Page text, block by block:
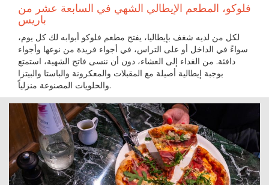
فلوكو، المطعم الإيطالي الشهي في السابعة عشر من
باريس
لكل من لديه شغف بإيطاليا، يفتح مطعم فلوكو أبوابه لك كل يوم،
سواءً في الداخل أو على التراس، في أجواء فريدة من نوعها وأجواء
دافئة. من الغداء إلى العشاء، دون أن ننسى فاتح الشهية، استمتع
بوجبة إيطالية أصيلة مع المقبلات والمعكرونة والباستا والبيتزا
والحلويات المصنوعة منزلياً.